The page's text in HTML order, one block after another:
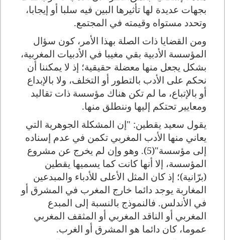
بجهات عديدة لها تأثيرها البين فيه سلبا أو إيجابا،
وتحدد مستواه وقيمته في المجتمع.
ومن القضايا ذات الصلة بهذا الأمر، كون سؤال
المؤسسة الأدبية بقي مغيبا في الأدبيات المغربية،
بشكل يجعل منها معضلة حقيقية؛ إذ لا يمكننا أن
نحكم على الأدب بالتطور أو التخلف، ولا بالإبداع
أو بالإتباع، ما لم تكن هناك مؤسسة ذات تقاليد
ومعايير تحتكم إليها وننطلق منها.
يقول سعيد يقطين: "إن المشكلة الجوهرية التي
يعاني منها الأدب المغربي تكمن في عدم إسناده
إلى مؤسسة"(5). وهو وإن لم يخرج عن مشروع
المؤسسة، إلا أنها كانت كما يسميها يقطين
(برّانية)؛ إذ كان المثل الأعلى للأدباء والمبدعين
المغاربة يوجد دائما خارج المغرب في المشرق أو
في الأندلس. فالنموذج بالنسبة إلى المبدع
المغربي أو الناقد المغربي أو المثقف المغربي
عموما، كان دائما هو المشرق أو الغرب.